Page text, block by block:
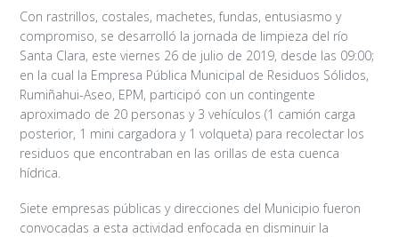
Con rastrillos, costales, machetes, fundas, entusiasmo y
compromiso, se desarrolló la jornada de limpieza del río
Santa Clara, este viernes 26 de julio de 2019, desde las 09:00;
en la cual la Empresa Pública Municipal de Residuos Sólidos,
Rumiñahui-Aseo, EPM, participó con un contingente
aproximado de 20 personas y 3 vehículos (1 camión carga
posterior, 1 mini cargadora y 1 volqueta) para recolectar los
residuos que encontraban en las orillas de esta cuenca
hídrica.
Siete empresas públicas y direcciones del Municipio fueron
convocadas a esta actividad enfocada en disminuir la